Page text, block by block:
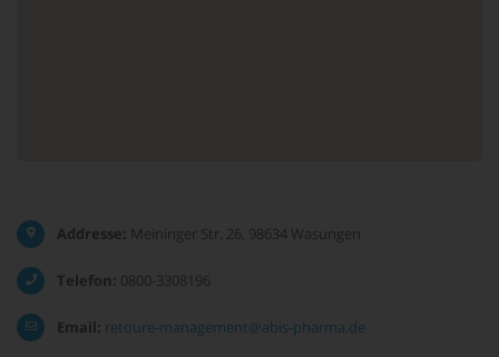
Addresse: Meininger Str. 26, 98634 Wasungen
Telefon: 0800-3308196
Email: retoure-management@abis-pharma.de